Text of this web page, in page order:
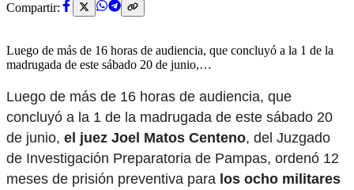
Compartir:
Luego de más de 16 horas de audiencia, que concluyó a la 1 de la
madrugada de este sábado 20 de junio,…
Luego de más de 16 horas de audiencia, que
concluyó a la 1 de la madrugada de este sábado 20
de junio, el juez Joel Matos Centeno, del Juzgado
de Investigación Preparatoria de Pampas, ordenó 12
meses de prisión preventiva para los ocho militares